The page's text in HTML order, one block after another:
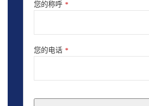
您的称呼 *
您的电话 *